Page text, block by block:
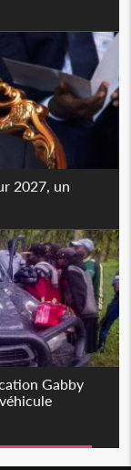
2027, un
Gabby